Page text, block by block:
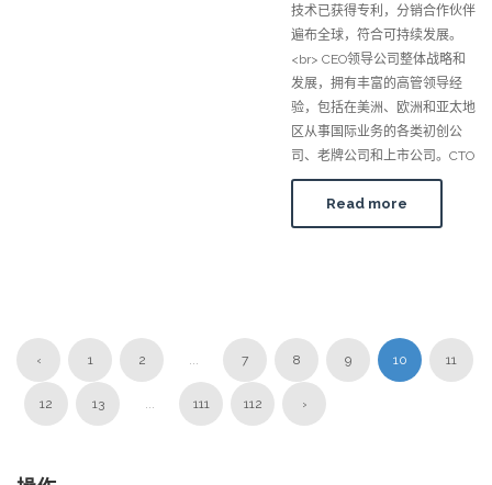
技术已获得专利，分销合作伙伴
遍布全球，符合可持续发展。
<br> CEO领导公司整体战略和
发展，拥有丰富的高管领导经
验，包括在美洲、欧洲和亚太地
区从事国际业务的各类初创公
司、老牌公司和上市公司。CTO
Read more
‹ 1 2 ... 7 8 9 10 11
12 13 ... 111 112 ›